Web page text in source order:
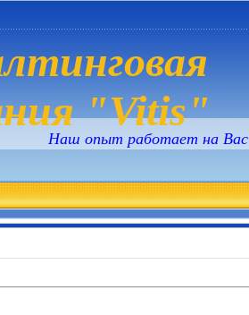
"Vitis"
Наш опыт работает на Вас